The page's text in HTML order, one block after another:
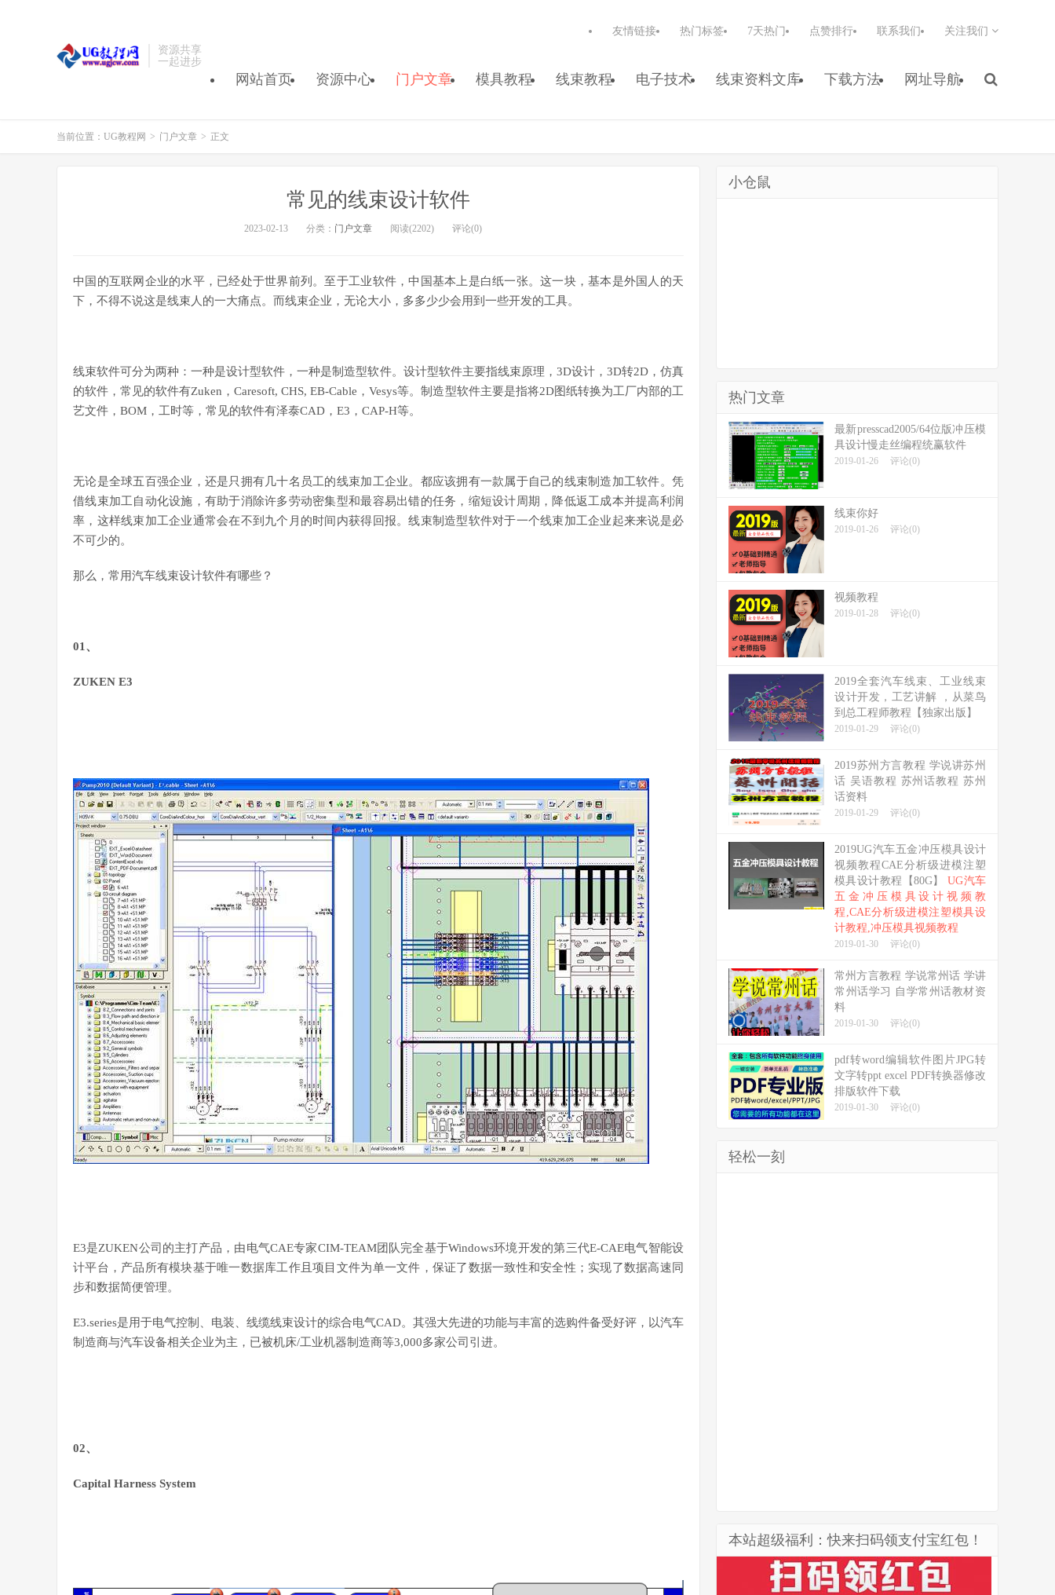
资源共享
一起进步
网站首页 资源中心 门户文章 模具教程 线束教程 电子技术 线束资料文库 下载方法 网址导航
友情链接 热门标签 7天热门 点赞排行 联系我们 关注我们
当前位置： UG教程网 > 门户文章 > 正文
常见的线束设计软件
2023-02-13 分类： 门户文章 阅读(2202) 评论(0)
中国的互联网企业的水平，已经处于世界前列。至于工业软件，中国基本上是白纸一张。这一块，基本是外国人的天
下，不得不说这是线束人的一大痛点。而线束企业，无论大小，多多少少会用到一些开发的工具。
线束软件可分为两种：一种是设计型软件，一种是制造型软件。设计型软件主要指线束原理，3D设计，3D转2D，仿真
的软件，常见的软件有Zuken，Caresoft, CHS, EB-Cable，Vesys等。制造型软件主要是指将2D图纸转换为工厂内部的工
艺文件，BOM，工时等，常见的软件有泽泰CAD，E3，CAP-H等。
无论是全球五百强企业，还是只拥有几十名员工的线束加工企业。都应该拥有一款属于自己的线束制造加工软件。凭
借线束加工自动化设施，有助于消除许多劳动密集型和最容易出错的任务，缩短设计周期，降低返工成本并提高利润
率，这样线束加工企业通常会在不到九个月的时间内获得回报。线束制造型软件对于一个线束加工企业起来来说是必
不可少的。
那么，常用汽车线束设计软件有哪些？
01、
ZUKEN E3
E3是ZUKEN公司的主打产品，由电气CAE专家CIM-TEAM团队完全基于Windows环境开发的第三代E-CAE电气智能设
计平台，产品所有模块基于唯一数据库工作且项目文件为单一文件，保证了数据一致性和安全性；实现了数据高速同
步和数据简便管理。
E3.series是用于电气控制、电装、线缆线束设计的综合电气CAD。其强大先进的功能与丰富的选购件备受好评，以汽车
制造商与汽车设备相关企业为主，已被机床/工业机器制造商等3,000多家公司引进。
02、
Capital Harness System
小仓鼠
热门文章
最新presscad2005/64位版冲压模
具设计慢走丝编程统赢软件
2019-01-26 评论(0)
线束你好
2019-01-26 评论(0)
视频教程
2019-01-28 评论(0)
2019全套汽车线束、工业线束
设计开发，工艺讲解 ，从菜鸟
到总工程师教程【独家出版】
2019-01-29 评论(0)
2019苏州方言教程 学说讲苏州
话 吴语教程 苏州话教程 苏州
话资料
2019-01-29 评论(0)
2019UG汽车五金冲压模具设计
视频教程CAE分析级进模注塑
模具设计教程【80G】UG汽车
五金冲压模具设计视频教
程,CAE分析级进模注塑模具设
计教程,冲压模具视频教程
2019-01-30 评论(0)
常州方言教程 学说常州话 学讲
常州话学习 自学常州话教材资
料
2019-01-30 评论(0)
pdf转word编辑软件图片JPG转
文字转ppt excel PDF转换器修改
排版软件下载
2019-01-30 评论(0)
轻松一刻
本站超级福利：快来扫码领支付宝红包！